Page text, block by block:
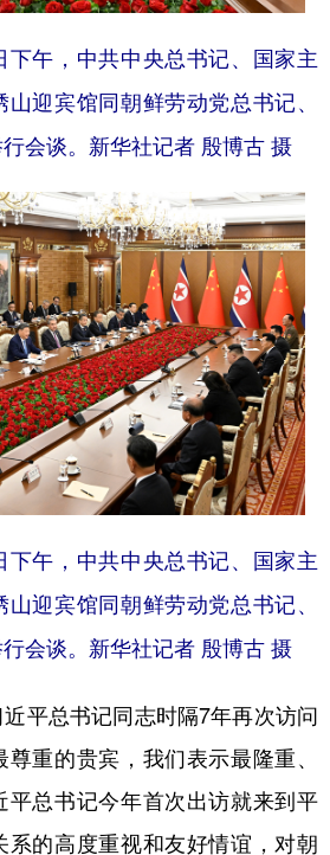
午，中共中央总书记、国家主
迎宾馆同朝鲜劳动党总书记、
会谈。 新华社记者 殷博古 摄
午，中共中央总书记、国家主
迎宾馆同朝鲜劳动党总书记、
会谈。 新华社记者 殷博古 摄
总书记同志时隔7年再次访问
重的贵宾，我们表示最隆重、
平总书记今年首次出访就来到平
系的高度重视和友好情谊，对朝